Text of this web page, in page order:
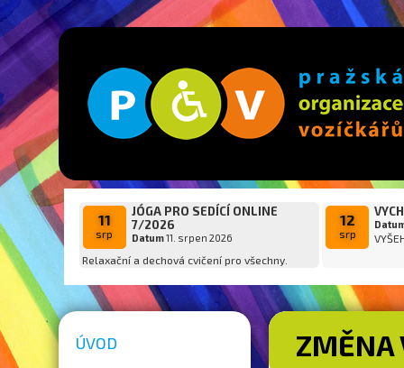
11
srp
JÓGA PRO SEDÍCÍ ONLINE
7/2026
Datum11. srpen 2026
Relaxační a dechová cvičení pro všechny.
12
srp
ÚVOD
ZMĚNA